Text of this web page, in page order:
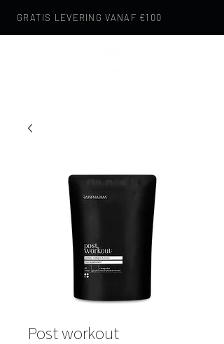
GRATIS LEVERING VANAF €100
Post workout